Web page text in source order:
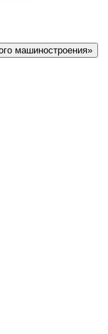
машиностроения»